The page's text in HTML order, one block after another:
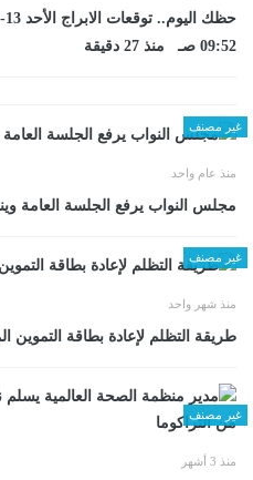
09:52 صـ منذ 27 دقيقة
غير مصنف
منذ عام واحد
مجلس النواب يرفع الجلسة العامة
غير مصنف
منذ شهر واحد
طريقة التظلم لإعادة بطاقة التموين
غير مصنف
منذ 3 أشهر